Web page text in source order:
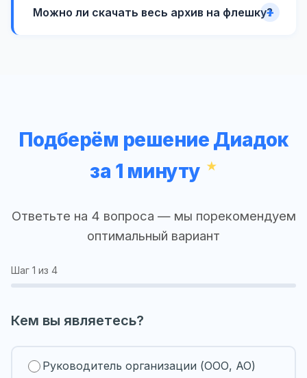
Можно ли скачать весь архив на флешку?
Подберём решение Диадок
за 1 минуту
Ответьте на 4 вопроса — мы порекомендуем
оптимальный вариант
Шаг 1 из 4
Кем вы являетесь?
Руководитель организации (ООО, АО)